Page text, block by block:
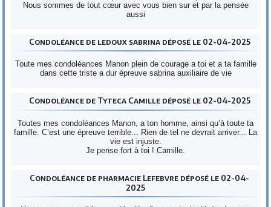
Nous sommes de tout cœur avec vous bien sur et par la pensée
aussi
Condoléance de ledoux sabrina déposé le 02-04-2025
Toute mes condoléances Manon plein de courage a toi et a ta famille
dans cette triste a dur épreuve sabrina auxiliaire de vie
Condoléance de Tyteca Camille déposé le 02-04-2025
Toutes mes condoléances Manon, a ton homme, ainsi qu’à toute ta
famille. C’est une épreuve terrible... Rien de tel ne devrait arriver... La
vie est injuste.
Je pense fort à toi ! Camille.
Condoléance de pharmacie Lefebvre déposé le 02-04-
2025